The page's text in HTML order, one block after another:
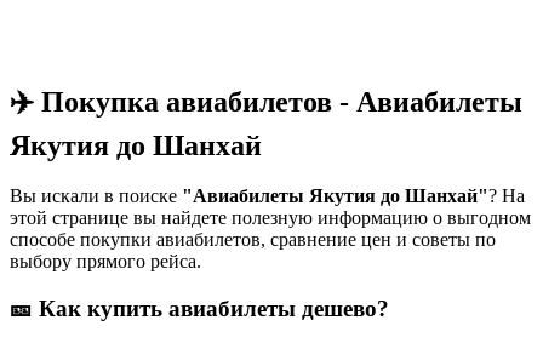
✈️ Покупка авиабилетов - Авиабилеты
Якутия до Шанхай
Вы искали в поиске "Авиабилеты Якутия до Шанхай"? На
этой странице вы найдете полезную информацию о выгодном
способе покупки авиабилетов, сравнение цен и советы по
выбору прямого рейса.
🎫 Как купить авиабилеты дешево?